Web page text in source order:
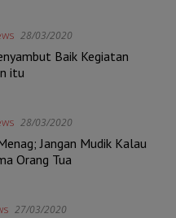
28/03/2020
Baik Kegiatan
itu
28/03/2020
Jangan Mudik Kalau
Orang Tua
27/03/2020